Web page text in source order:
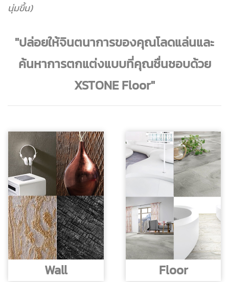
นุ่มขึ้น)
"ปล่อยให้จินตนาการของคุณโลดแล่นและ
ค้นหาการตกแต่งแบบที่คุณชื่นชอบด้วย
XSTONE Floor"
Wall Floor